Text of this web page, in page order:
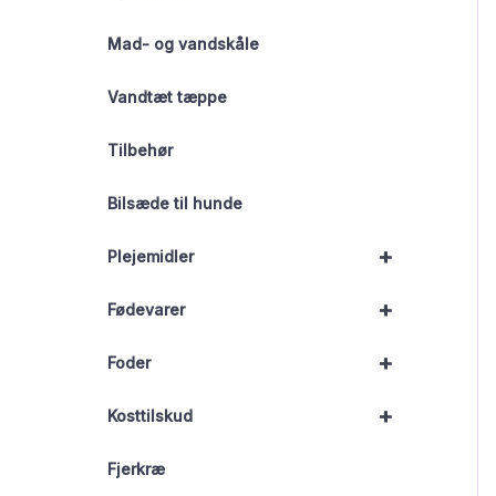
Mad- og vandskåle
Vandtæt tæppe
Tilbehør
Bilsæde til hunde
+
Plejemidler
+
Fødevarer
+
Foder
+
Kosttilskud
Fjerkræ